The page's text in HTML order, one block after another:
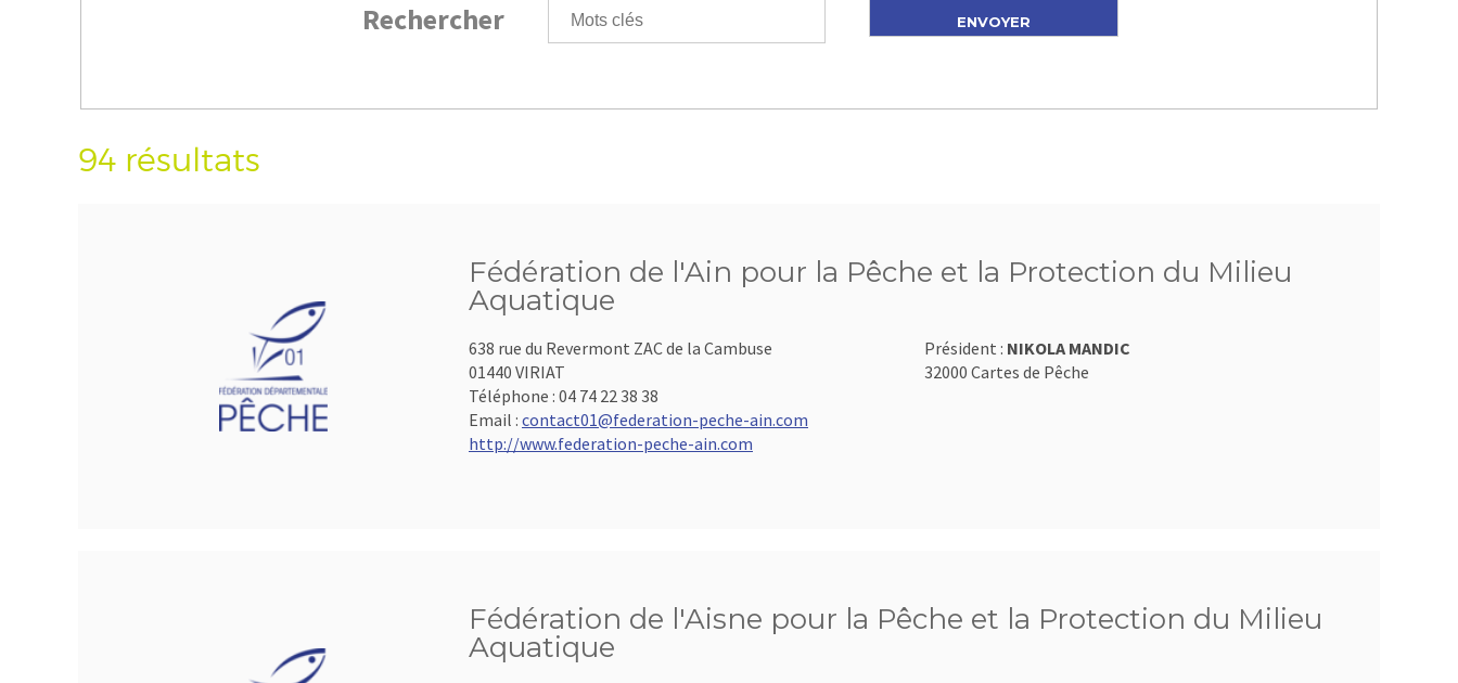
Rechercher
94 résultats
Fédération de l'Ain pour la Pêche et la Protection du Milieu
Aquatique
638 rue du Revermont ZAC de la Cambuse
01440 VIRIAT
Téléphone : 04 74 22 38 38
Email : contact01@federation-peche-ain.com
http://www.federation-peche-ain.com
Président : NIKOLA MANDIC
32000 Cartes de Pêche
Fédération de l'Aisne pour la Pêche et la Protection du Milieu
Aquatique